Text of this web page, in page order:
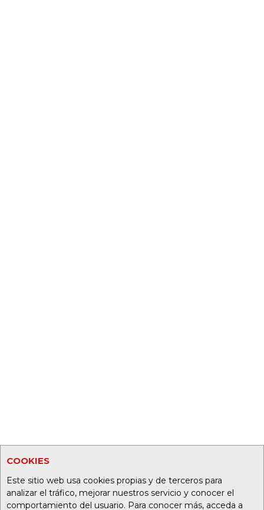
COOKIES
Este sitio web usa cookies propias y de terceros para
analizar el tráfico, mejorar nuestros servicio y conocer el
comportamiento del usuario. Para conocer más, acceda a